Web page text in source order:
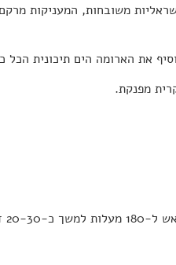
משובחות, המעניקות
את הארומה הים תיכונית הכל
מפנקת.
מזהיב ומבעבע.